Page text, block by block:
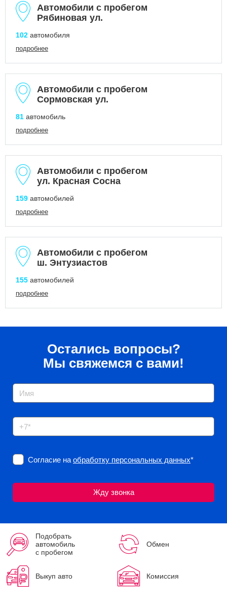
Автомобили с пробегом
Рябиновая ул.
102 автомобиля
подробнее
Автомобили с пробегом
Сормовская ул.
81 автомобиль
подробнее
Автомобили с пробегом
ул. Красная Сосна
159 автомобилей
подробнее
Автомобили с пробегом
ш. Энтузиастов
155 автомобилей
подробнее
Остались вопросы?
Мы свяжемся с вами!
Согласие на обработку персональных данных*
Подобрать
автомобиль
с пробегом
Обмен
Выкуп авто Комиссия